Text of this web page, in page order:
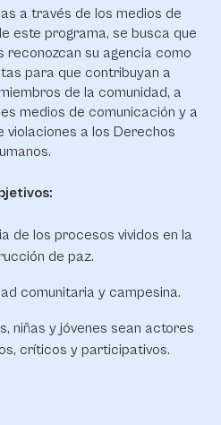
a través de los medios de
este programa, se busca que
reconozcan su agencia como
para que contribuyan a
de la comunidad, a
medios de comunicación y a
violaciones a los Derechos
de los procesos vividos en la
de paz.
comunitaria y campesina.
niñas y jóvenes sean actores
críticos y participativos.